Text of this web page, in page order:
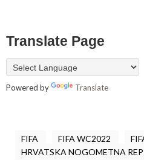
Translate Page
Powered by Translate
FIFA FIFA WC2022
HRVATSKA NOGOMETNA